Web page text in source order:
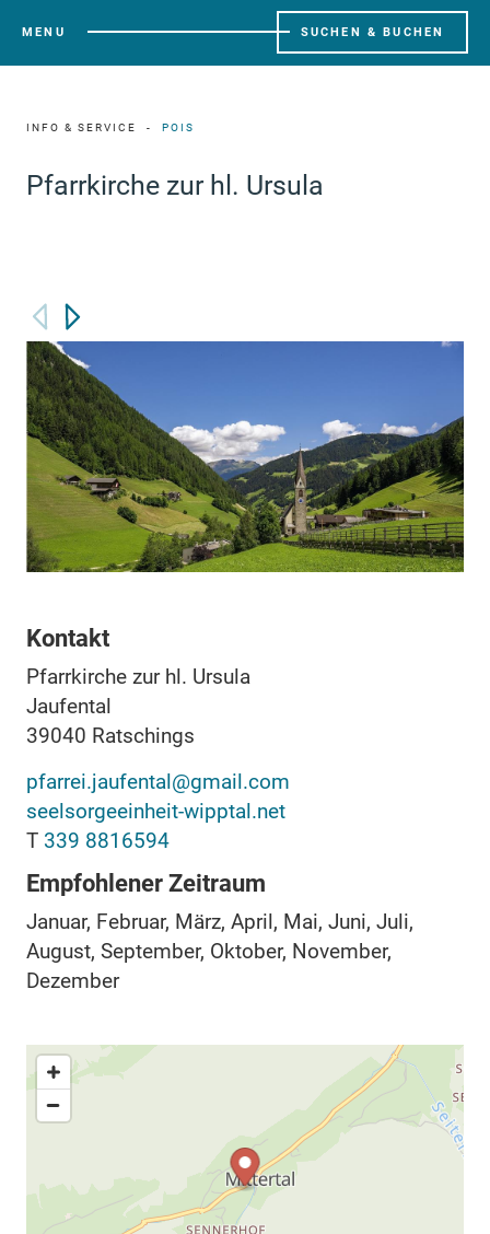
MENU SUCHEN & BUCHEN
INFO & SERVICE POIS
Pfarrkirche zur hl. Ursula
Kontakt
Pfarrkirche zur hl. Ursula
Jaufental
39040 Ratschings
pfarrei.jaufental@gmail.com
seelsorgeeinheit-wipptal.net
T 339 8816594
Empfohlener Zeitraum
Januar, Februar, März, April, Mai, Juni, Juli,
August, September, Oktober, November,
Dezember